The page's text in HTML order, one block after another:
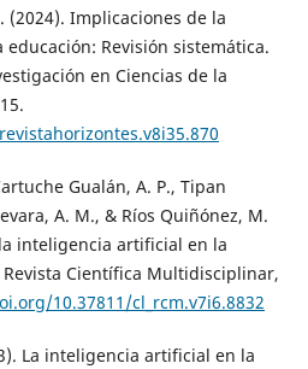
(2024). Implicaciones de la
Revisión sistemática.
en Ciencias de la
Gualán, A. P., Tipan
A. M., & Ríos Quiñónez, M.
inteligencia artificial en la
Científica Multidisciplinar,
10.37811/cl_rcm.v7i6.8832
La inteligencia artificial en la